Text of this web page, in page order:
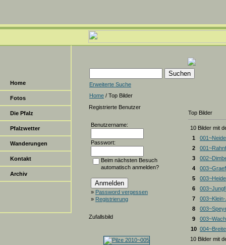
Home
Fotos
Die Pfalz
Pfalzwetter
Wanderungen
Kontakt
Archiv
Erweiterte Suche
Home / Top Bilder
Registrierte Benutzer
Benutzername:
Passwort:
Beim nächsten Besuch
automatisch anmelden?
» Password vergessen
» Registrierung
Zufallsbild
Top Bilder
10 Bilder mit
1
2
3
4
5
6
7
8
9
10
10 Bilder mit